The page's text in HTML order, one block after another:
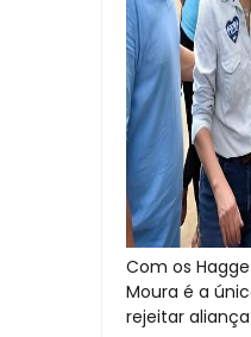
Com os
Moura é a
rejeitar aliança